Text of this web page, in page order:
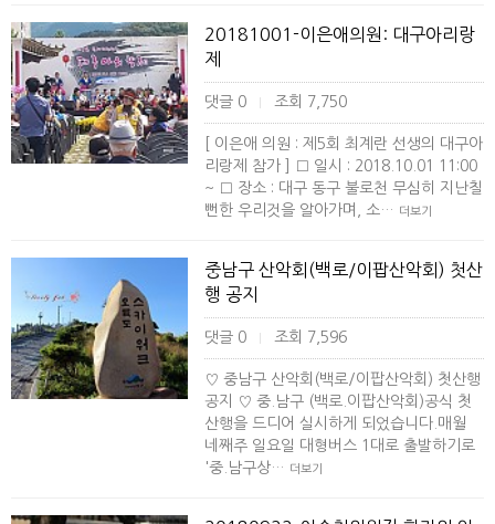
20181001-이은애의원: 대구아리랑
제
댓글 0 조회 7,750
[ 이은애 의원 : 제5회 최계란 선생의 대구아
리랑제 참가 ] □ 일시 : 2018.10.01 11:00
~ □ 장소 : 대구 동구 불로천 무심히 지난칠
뻔한 우리것을 알아가며, 소…
더보기
중남구 산악회(백로/이팝산악회) 첫산
행 공지
댓글 0 조회 7,596
♡ 중남구 산악회(백로/이팝산악회) 첫산행
공지 ♡ 중.남구 (백로.이팝산악회)공식 첫
산행을 드디어 실시하게 되었습니다.매월
네째주 일요일 대형버스 1대로 출발하기로
'중.남구상…
더보기